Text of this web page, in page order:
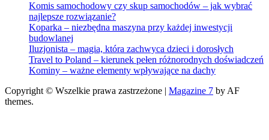
Komis samochodowy czy skup samochodów – jak wybrać
najlepsze rozwiązanie?
Koparka – niezbędna maszyna przy każdej inwestycji
budowlanej
Iluzjonista – magia, która zachwyca dzieci i dorosłych
Travel to Poland – kierunek pełen różnorodnych doświadczeń
Kominy – ważne elementy wpływające na dachy
Copyright © Wszelkie prawa zastrzeżone | Magazine 7 by AF
themes.